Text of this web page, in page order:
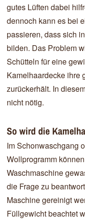
gutes Lüften dabei
dennoch kann es bei
passieren, dass sich
bilden. Das Problem
Schütteln für eine
Kamelhaardecke ihre
zurückerhält. In
nicht nötig.
So wird die
Im Schonwaschgang
Wollprogramm
Waschmaschine
die Frage zu
Maschine gereinigt
Füllgewicht beachtet